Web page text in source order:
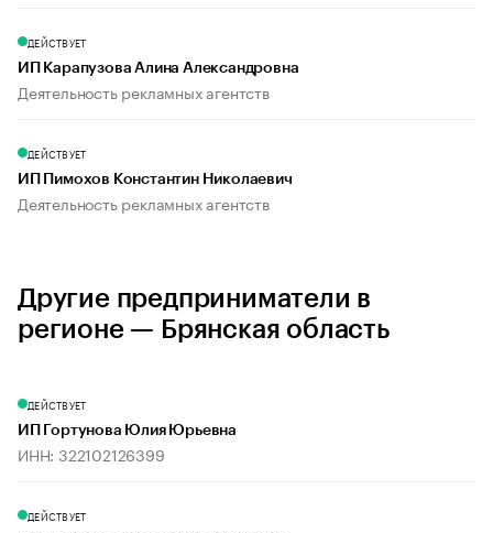
ДЕЙСТВУЕТ
ИП Карапузова Алина Александровна
Деятельность рекламных агентств
ДЕЙСТВУЕТ
ИП Пимохов Константин Николаевич
Деятельность рекламных агентств
Другие предприниматели в
регионе — Брянская область
ДЕЙСТВУЕТ
ИП Гортунова Юлия Юрьевна
ИНН: 322102126399
ДЕЙСТВУЕТ